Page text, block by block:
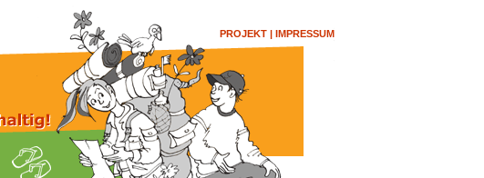
PROJEKT | IMPRESSUM